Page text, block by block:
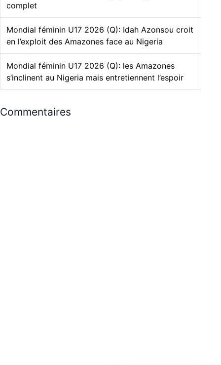
complet
Mondial féminin U17 2026 (Q): Idah Azonsou croit
en l’exploit des Amazones face au Nigeria
Mondial féminin U17 2026 (Q): les Amazones
s’inclinent au Nigeria mais entretiennent l’espoir
Commentaires